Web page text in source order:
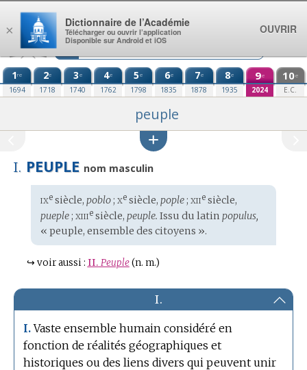
Aller au contenu
1re
1694
2e
1718
3e
1740
4e
1762
5e
1798
6e
1835
7e
1878
8e
1935
9e
2024
10e
E.C.
peuple
I. PEUPLE nom masculin
Étymologie
:
ixesiècle, poblo; xesiècle, pople; xiiesiècle,
pueple; xiiiesiècle, peuple. Issu du latin populus,
« peuple, ensemble des citoyens ».
↪ voir aussi : II. Peuple (n. m.)
I.
I. Vaste ensemble humain considéré en
fonction de réalités géographiques et
historiques ou des liens divers qui peuvent unir
×
Dictionnaire de l’Académie
Télécharger ou ouvrir l’application
Disponible sur Android et iOS
OUVRIR